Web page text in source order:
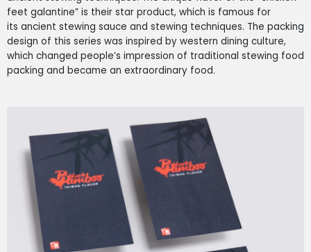
feet galantine” is their star product, which is famous for
its ancient stewing sauce and stewing techniques. The packing
design of this series was inspired by western dining culture,
which changed people’s impression of traditional stewing food
packing and became an extraordinary food.